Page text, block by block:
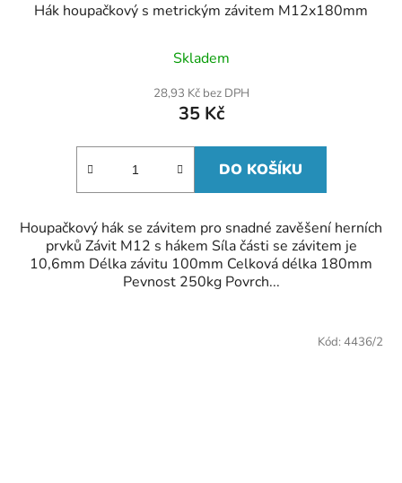
Hák houpačkový s metrickým závitem M12x180mm
Skladem
28,93 Kč bez DPH
35 Kč
DO KOŠÍKU
Houpačkový hák se závitem pro snadné zavěšení herních
prvků Závit M12 s hákem Síla části se závitem je
10,6mm Délka závitu 100mm Celková délka 180mm
Pevnost 250kg Povrch...
Kód: 4436/2